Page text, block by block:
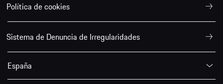
Política de cookies
Sistema de Denuncia de Irregularidades
España